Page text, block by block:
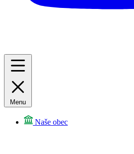
Menu
Naše obec